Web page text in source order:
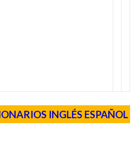
INGLÉS ESPAÑOL